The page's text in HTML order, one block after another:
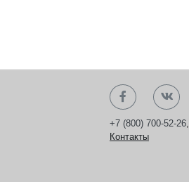
+7 (800) 700-52-26,
Контакты